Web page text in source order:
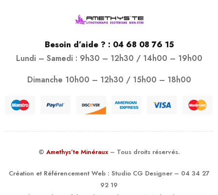
Besoin d’aide ? : 04 68 08 76 15
Lundi – Samedi : 9h30 – 12h30 / 14h00 – 19h00
Dimanche 10h00 – 12h30 / 15h00 – 18h00
© Amethys’te Minéraux – Tous droits réservés.
Création et Référencement Web : Studio CG Designer– 04 34 27
92 19